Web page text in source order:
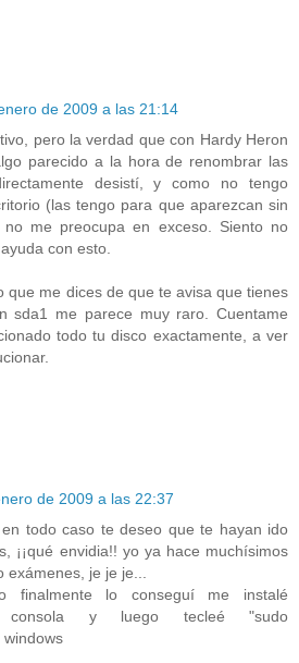
de 2009 a las 21:14
pero la verdad que con Hardy Heron
parecido a la hora de renombrar las
desistí, y como no tengo
(las tengo para que aparezcan sin
me preocupa en exceso. Siento no
con esto.
que me dices de que te avisa que tienes
sda1 me parece muy raro. Cuentame
todo tu disco exactamente, a ver
de 2009 a las 22:37
todo caso te deseo que te hayan ido
¡¡qué envidia!! yo ya hace muchísimos
je je je...
finalmente lo conseguí me instalé
consola y luego tecleé "sudo
windows